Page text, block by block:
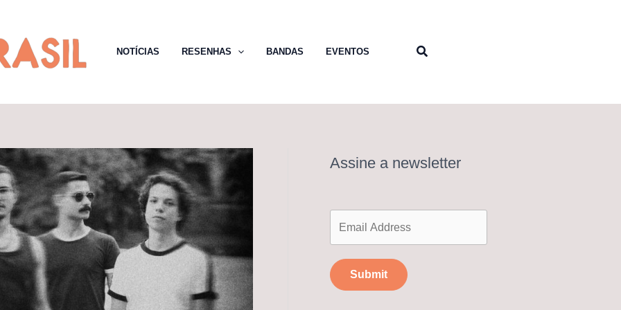
NOTÍCIAS RESENHAS BANDAS EVENTOS Pesquisar
Assine a newsletter
Submit